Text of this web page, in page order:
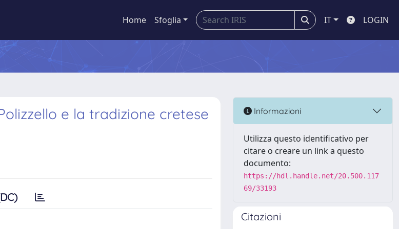
Home Sfoglia IT LOGIN
e la tradizione cretese
Informazioni
Utilizza questo identificativo per
citare o creare un link a questo
documento:
https://hdl.handle.net/20.500.117
69/33193
Citazioni